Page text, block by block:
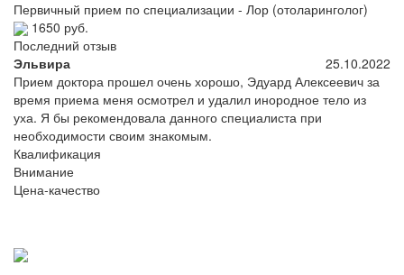
Первичный прием по специализации - Лор (отоларинголог)
1650 руб.
Последний отзыв
Эльвира
25.10.2022
Прием доктора прошел очень хорошо, Эдуард Алексеевич за
время приема меня осмотрел и удалил инородное тело из
уха. Я бы рекомендовала данного специалиста при
необходимости своим знакомым.
Квалификация
Внимание
Цена-качество